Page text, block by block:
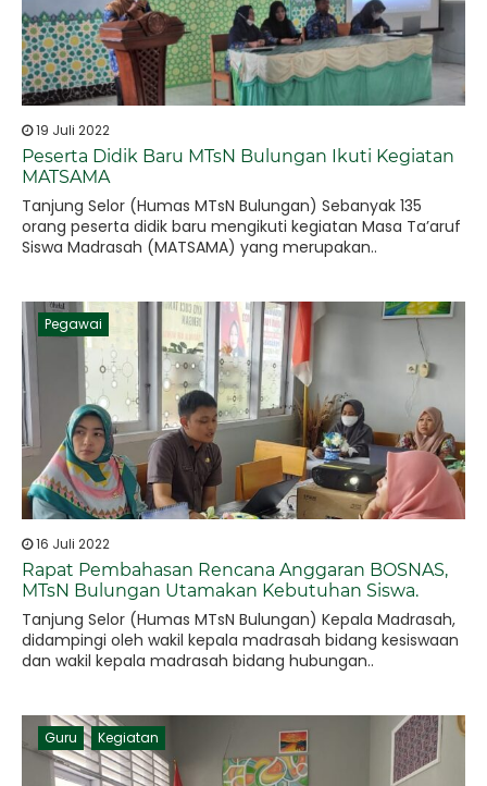
19 Juli 2022
Peserta Didik Baru MTsN Bulungan Ikuti Kegiatan
MATSAMA
Tanjung Selor (Humas MTsN Bulungan) Sebanyak 135
orang peserta didik baru mengikuti kegiatan Masa Ta’aruf
Siswa Madrasah (MATSAMA) yang merupakan..
Pegawai
16 Juli 2022
Rapat Pembahasan Rencana Anggaran BOSNAS,
MTsN Bulungan Utamakan Kebutuhan Siswa.
Tanjung Selor (Humas MTsN Bulungan) Kepala Madrasah,
didampingi oleh wakil kepala madrasah bidang kesiswaan
dan wakil kepala madrasah bidang hubungan..
Guru Kegiatan